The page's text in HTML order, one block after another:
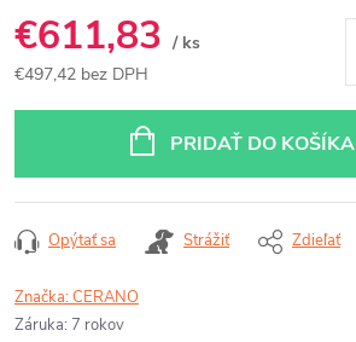
€611,83 / ks
€497,42 bez DPH
PRIDAŤ DO KOŠÍKA
Opýtať sa Strážiť Zdieľať
Značka:CERANO
Záruka: 7 rokov